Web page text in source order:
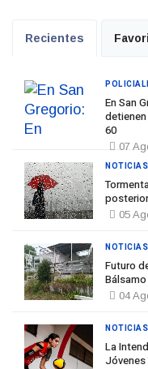
Recientes
En San
60
07
05
NOTICIAS
Futuro
Bálsamo
04
NOTICIAS
La
Jóvenes
NOTICIAS